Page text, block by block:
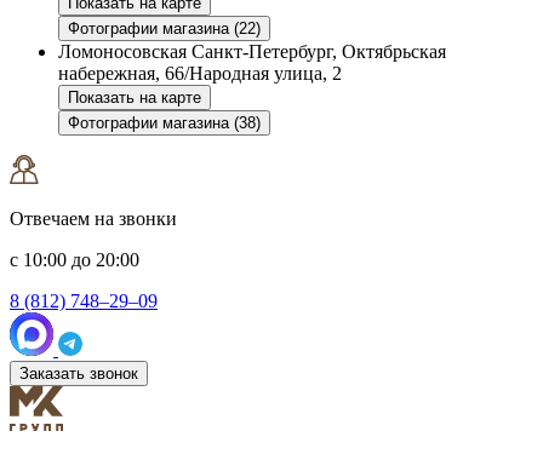
Фотографии магазина (22)
Ломоносовская Санкт-Петербург, Октябрьская
набережная, 66/Народная улица, 2
Показать на карте
Фотографии магазина (38)
Отвечаем на звонки
с 10:00 до 20:00
8 (812) 748–29–09
Заказать звонок